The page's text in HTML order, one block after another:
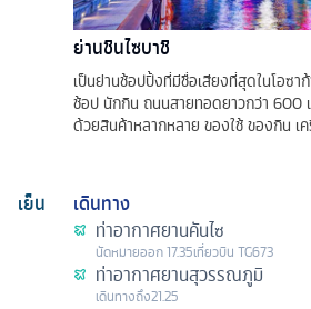
ย่านชินไซบาชิ
เป็นย่านช้อปปิ้งที่มีชื่อเสียงที่สุดในโอซ
ช้อป นักกิน ถนนสายทอดยาวกว่า 600
ด้วยสินค้าหลากหลาย ของใช้ ของกิน เ
เย็น
เดินทาง
ท่าอากาศยานคันไซ
นัดหมายออก17.35เที่ยวบิน TG673
ท่าอากาศยานสุวรรณภูมิ
เดินทางถึง21.25